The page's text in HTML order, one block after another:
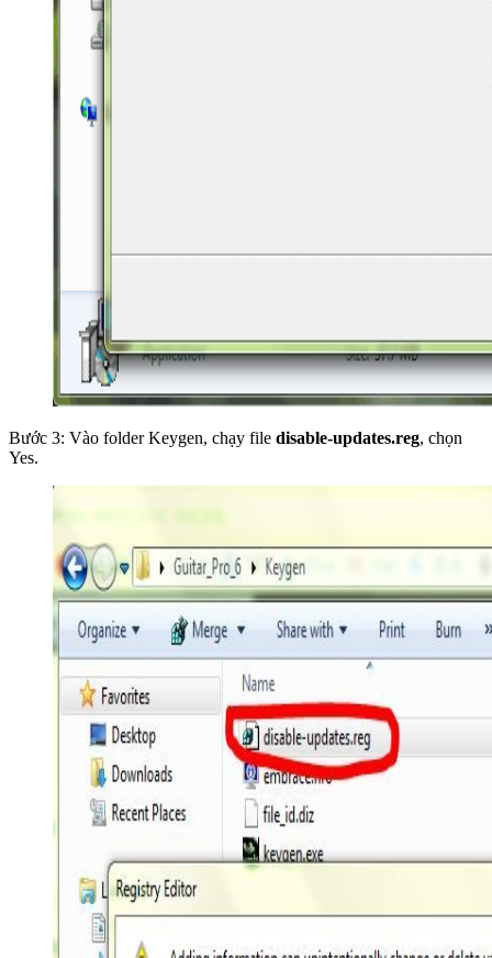
Bước 3: Vào folder Keygen, chạy file disable-updates.reg, chọn
Yes.